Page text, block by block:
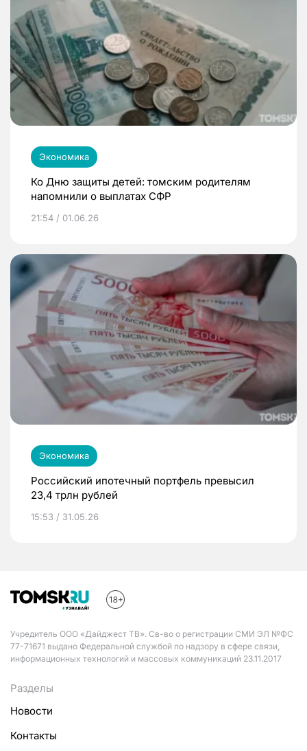
Экономика
Ко Дню защиты детей: томским родителям
напомнили о выплатах СФР
21:54 / 01.06.26
Экономика
Российский ипотечный портфель превысил
23,4 трлн рублей
15:53 / 31.05.26
Учредитель ООО «Дайджест ТВ». Св-во о регистрации СМИ ЭЛ №ФС
77-71671 выдано Федеральной службой по надзору в сфере связи,
информационных технологий и массовых коммуникаций 23.11.2017
Разделы
Новости
Контакты